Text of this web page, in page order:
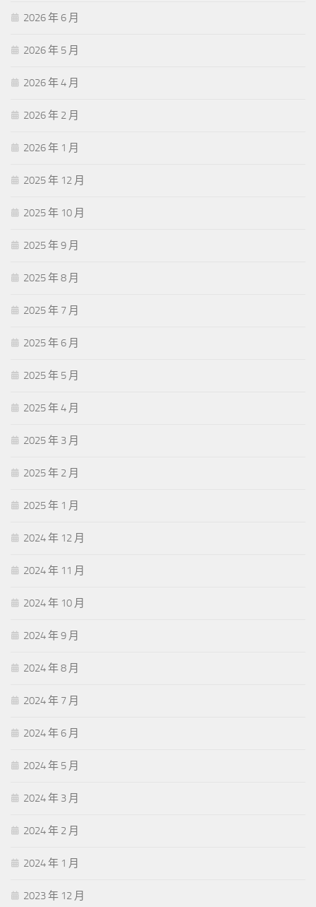
2026 年 6 月
2026 年 5 月
2026 年 4 月
2026 年 2 月
2026 年 1 月
2025 年 12 月
2025 年 10 月
2025 年 9 月
2025 年 8 月
2025 年 7 月
2025 年 6 月
2025 年 5 月
2025 年 4 月
2025 年 3 月
2025 年 2 月
2025 年 1 月
2024 年 12 月
2024 年 11 月
2024 年 10 月
2024 年 9 月
2024 年 8 月
2024 年 7 月
2024 年 6 月
2024 年 5 月
2024 年 3 月
2024 年 2 月
2024 年 1 月
2023 年 12 月